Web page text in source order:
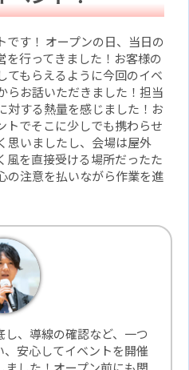
す！ オープンの日、当日の
を行ってきました！お客様の
てもらえるように今回のイベ
らお話いただきました！担当
対する熱量を感じました！お
トでそこに少しでも携わらせ
思いましたし、会場は屋外
風を直接受ける場所だったた
の注意を払いながら作業を進
、導線の確認など、一つ
安心してイベントを開催